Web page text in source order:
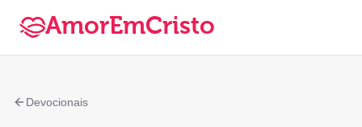
AmorEmCristo
Devocionais